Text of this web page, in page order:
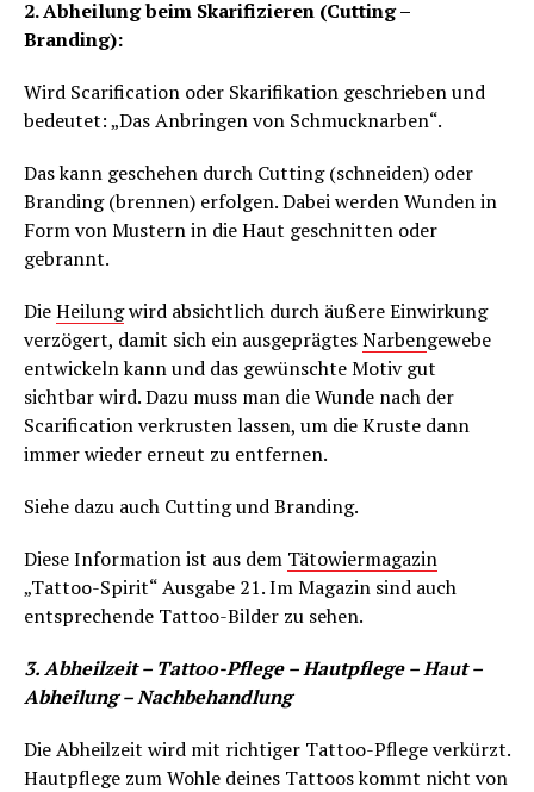
2. Abheilung beim Skarifizieren (Cutting –
Branding):
Wird Scarification oder Skarifikation geschrieben und
bedeutet: „Das Anbringen von Schmucknarben“.
Das kann geschehen durch Cutting (schneiden) oder
Branding (brennen) erfolgen. Dabei werden Wunden in
Form von Mustern in die Haut geschnitten oder
gebrannt.
DieHeilungwird absichtlich durch äußere Einwirkung
verzögert, damit sich ein ausgeprägtesNarbengewebe
entwickeln kann und das gewünschte Motiv gut
sichtbar wird. Dazu muss man die Wunde nach der
Scarification verkrusten lassen, um die Kruste dann
immer wieder erneut zu entfernen.
Siehe dazu auch Cutting und Branding.
Diese Information ist aus dem Tätowiermagazin
„Tattoo-Spirit“ Ausgabe 21. Im Magazin sind auch
entsprechende Tattoo-Bilder zu sehen.
3. Abheilzeit – Tattoo-Pflege – Hautpflege – Haut –
Abheilung – Nachbehandlung
Die Abheilzeit wird mit richtiger Tattoo-Pflege verkürzt.
Hautpflege zum Wohle deines Tattoos kommt nicht von